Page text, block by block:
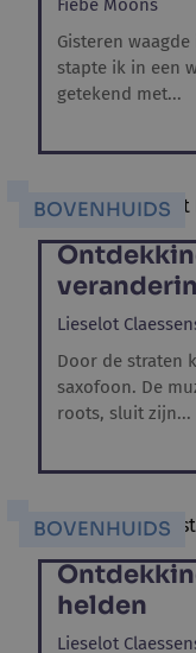
Fiebe Moons
Gisteren
stapte ik in een
getekend met...
BOVENHUIDS
Lieselot
Door de straten
saxofoon. De
roots, sluit zijn...
BOVENHUIDS
helden
Lieselot